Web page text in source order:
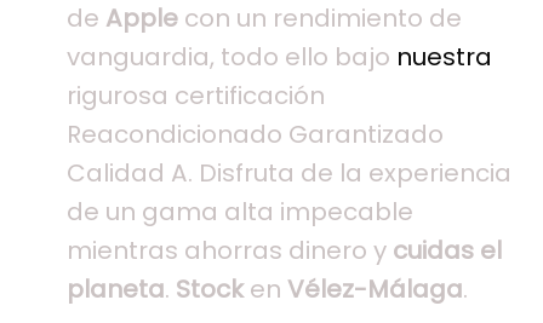
de Apple con un rendimiento de
vanguardia, todo ello bajo nuestra
rigurosa certificación
Reacondicionado Garantizado
Calidad A. Disfruta de la experiencia
de un gama alta impecable
mientras ahorras dinero y cuidas el
planeta. Stocken Vélez-Málaga.